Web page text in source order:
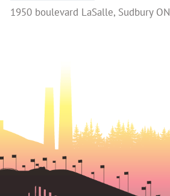
1950 boulevard LaSalle, Sudbury ON